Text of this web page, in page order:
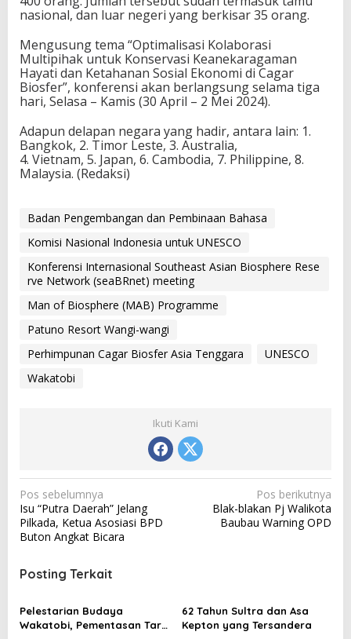
nasional, dan luar negeri yang berkisar 35 orang.
Mengusung tema “Optimalisasi Kolaborasi
Multipihak untuk Konservasi Keanekaragaman
Hayati dan Ketahanan Sosial Ekonomi di Cagar
Biosfer”, konferensi akan berlangsung selama tiga
hari, Selasa – Kamis (30 April – 2 Mei 2024).
Adapun delapan negara yang hadir, antara lain: 1.
Bangkok, 2. Timor Leste, 3. Australia,
4. Vietnam, 5. Japan, 6. Cambodia, 7. Philippine, 8.
Malaysia. (Redaksi)
Badan Pengembangan dan Pembinaan Bahasa
Komisi Nasional Indonesia untuk UNESCO
Konferensi Internasional Southeast Asian Biosphere Rese
rve Network (seaBRnet) meeting
Man of Biosphere (MAB) Programme
Patuno Resort Wangi-wangi
Perhimpunan Cagar Biosfer Asia Tenggara
UNESCO
Wakatobi
Ikuti Kami
N
a
v
g
a
s
Pos sebelumnya
Isu “Putra Daerah” Jelang
Pilkada, Ketua Asosiasi BPD
Buton Angkat Bicara
Pos berikutnya
Blak-blakan Pj Walikota
Baubau Warning OPD
Posting Terkait
Pelestarian Budaya
Wakatobi, Pementasan Tari
62 Tahun Sultra dan Asa
Kepton yang Tersandera